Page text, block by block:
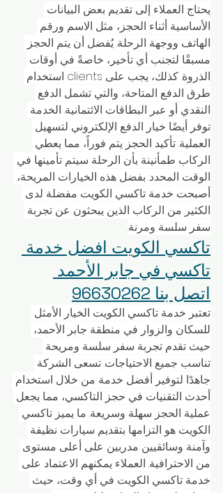
يحتاج العملاء إلى تقديم بعض البيانات
الأساسية أثناء الحجز، مثل الاسم ورقم
الهاتف ووجهة الرحلة. يُفضل أن يتم الحجز
مسبقًا لتجنب أي تأخير، خاصةً في أوقات
الذروة. كذلك، يجب على clients استخدام
طرق الدفع المتاحة، والتي تشمل الدفع
النقدي أو عبر البطاقات الائتمانية. الخدمة
توفر أيضًا خيار الدفع الإلكتروني لتسهيل
العملية. تأكيد الحجز يتم فوراً، مما يعطي
الركاب طمأنينة بأن الرحلة سيتم تأمينها في
الوقت المحدد. بفضل هذه الخيارات المريحة،
أصبحت خدمة تاكسي الكويت مفضلة لدى
الكثير من الركاب الذين يبحثون عن تجربة
سفر سلسة ومرنة.
تاكسي الكويت افضل خدمة
تاكسي في جابر الأحمد
اتصل بنا 96630262
تعتبر خدمة تاكسي الكويت الخيار الأمثل
للسكان والزوار في منطقة جابر الأحمد،
حيث تقدم تجربة سفر سلسة ومريحة
تناسب جميع الاحتياجات. تسعى الشركة
جاهدًا لتوفير أفضل خدمة من خلال استخدام
أحدث التقنيات في حجز التاكسي، مما يجعل
عملية الحجز سهلة وسريعة. ما يميز تاكسي
الكويت هو التزامها بتقديم سيارات نظيفة
وآمنة وسائقيين مدربين على أعلى مستوى
من الاحترافية. العملاء يمكنهم الاعتماد على
خدمة تاكسي الكويت في أي وقت، حيث